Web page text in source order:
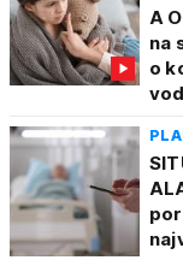
A
na
o